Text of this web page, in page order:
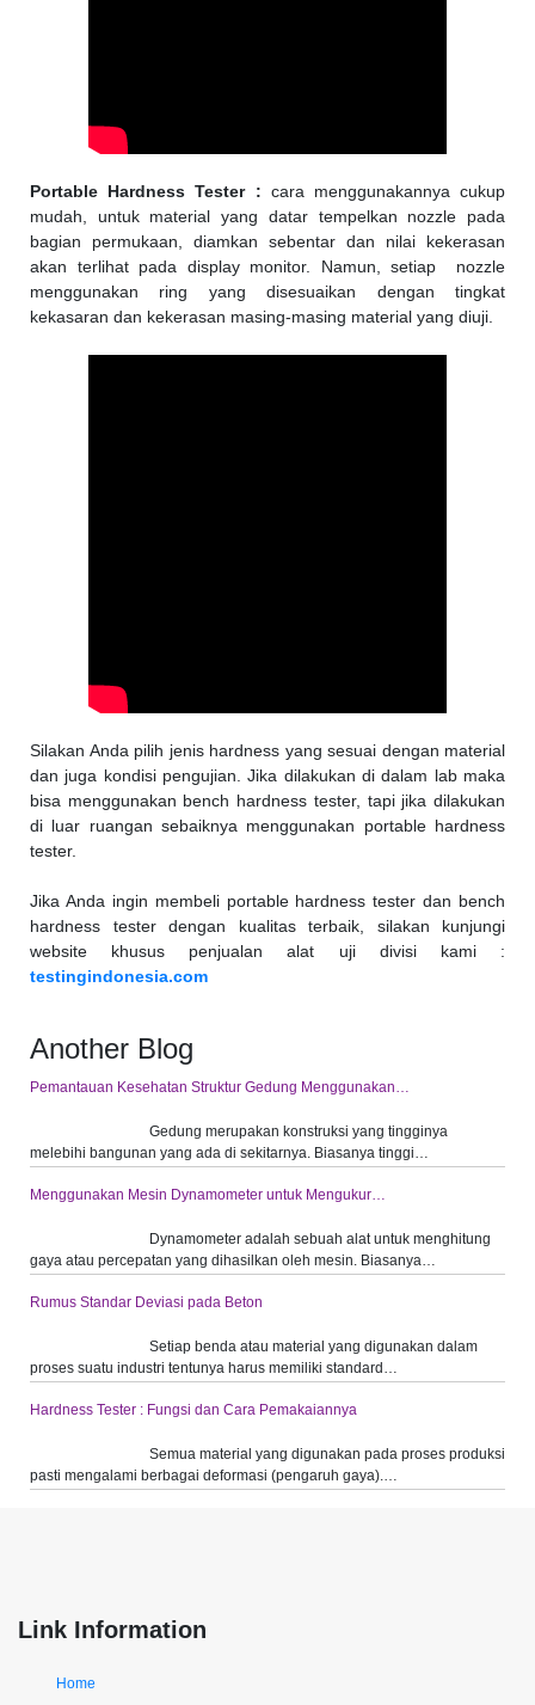
Portable Hardness Tester : cara menggunakannya cukup
mudah, untuk material yang datar tempelkan nozzle pada
bagian permukaan, diamkan sebentar dan nilai kekerasan
akan terlihat pada display monitor. Namun, setiap nozzle
menggunakan ring yang disesuaikan dengan tingkat
kekasaran dan kekerasan masing-masing material yang diuji.
Silakan Anda pilih jenis hardness yang sesuai dengan material
dan juga kondisi pengujian. Jika dilakukan di dalam lab maka
bisa menggunakan bench hardness tester, tapi jika dilakukan
di luar ruangan sebaiknya menggunakan portable hardness
tester.
Jika Anda ingin membeli portable hardness tester dan bench
hardness tester dengan kualitas terbaik, silakan kunjungi
website khusus penjualan alat uji divisi kami :
testingindonesia.com
Another Blog
Pemantauan Kesehatan Struktur Gedung Menggunakan…
Gedung merupakan konstruksi yang tingginya
melebihi bangunan yang ada di sekitarnya. Biasanya tinggi…
Menggunakan Mesin Dynamometer untuk Mengukur…
Dynamometer adalah sebuah alat untuk menghitung
gaya atau percepatan yang dihasilkan oleh mesin. Biasanya…
Rumus Standar Deviasi pada Beton
Setiap benda atau material yang digunakan dalam
proses suatu industri tentunya harus memiliki standard…
Hardness Tester : Fungsi dan Cara Pemakaiannya
Semua material yang digunakan pada proses produksi
pasti mengalami berbagai deformasi (pengaruh gaya).…
Link Information
Home